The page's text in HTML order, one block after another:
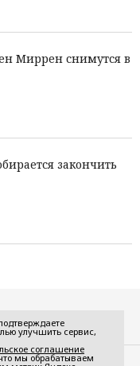
Миррен снимутся в
закончить
улучшить сервис,
соглашение
мы обрабатываем